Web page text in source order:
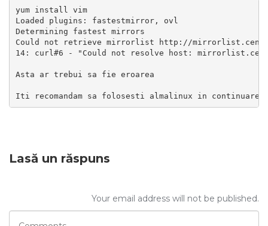
yum install vim
Loaded plugins: fastestmirror, ovl
Determining fastest mirrors
Could not retrieve mirrorlist http://
14: curl#6 - "Could not resolve host:
Asta ar trebui sa fie eroarea
Iti recomandam sa folosesti almalinux in continuare.
Lasă un răspuns
Your email address will not be published.